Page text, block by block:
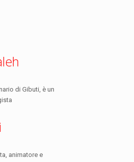
di Gibuti, è un
animatore e